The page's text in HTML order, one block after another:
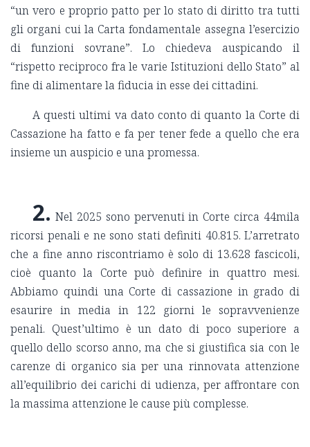
“un vero e proprio patto per lo stato di diritto tra tutti
gli organi cui la Carta fondamentale assegna l’esercizio
di funzioni sovrane”. Lo chiedeva auspicando il
“rispetto reciproco fra le varie Istituzioni dello Stato” al
fine di alimentare la fiducia in esse dei cittadini.
A questi ultimi va dato conto di quanto la Corte di
Cassazione ha fatto e fa per tener fede a quello che era
insieme un auspicio e una promessa.
2. Nel 2025 sono pervenuti in Corte circa 44mila
ricorsi penali e ne sono stati definiti 40.815. L’arretrato
che a fine anno riscontriamo è solo di 13.628 fascicoli,
cioè quanto la Corte può definire in quattro mesi.
Abbiamo quindi una Corte di cassazione in grado di
esaurire in media in 122 giorni le sopravvenienze
penali. Quest’ultimo è un dato di poco superiore a
quello dello scorso anno, ma che si giustifica sia con le
carenze di organico sia per una rinnovata attenzione
all’equilibrio dei carichi di udienza, per affrontare con
la massima attenzione le cause più complesse.